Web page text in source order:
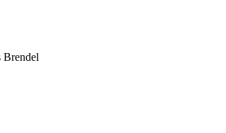
Brendel